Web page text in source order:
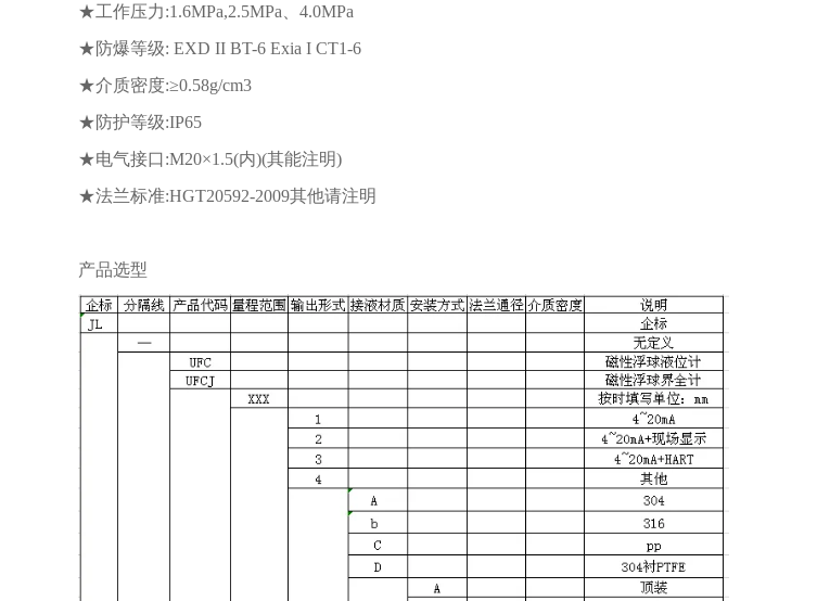
★工作压力:1.6MPa,2.5MPa、4.0MPa
★防爆等级: EXD II BT-6 Exia I CT1-6
★介质密度:≥0.58g/cm3
★防护等级:IP65
★电气接口:M20×1.5(内)(其能注明)
★法兰标准:HGT20592-2009其他请注明
产品选型